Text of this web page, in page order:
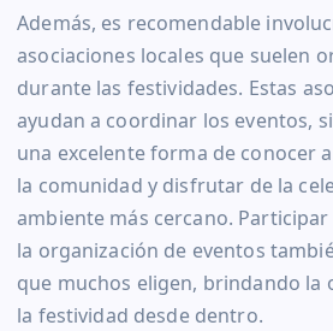
Además, es recomendable
asociaciones locales que suelen
durante las festividades. Estas
ayudan a coordinar los eventos,
una excelente forma de conocer
la comunidad y disfrutar de la
ambiente más cercano.
la organización de eventos
que muchos eligen, brindando la
la festividad desde dentro.